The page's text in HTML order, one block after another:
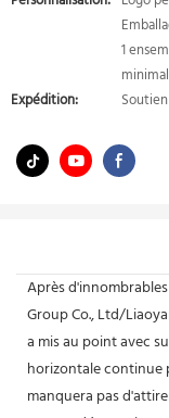
1
Expédition:
Après
Group Co., Ltd/
a mis au point avec
horizontale continue
manquera pas